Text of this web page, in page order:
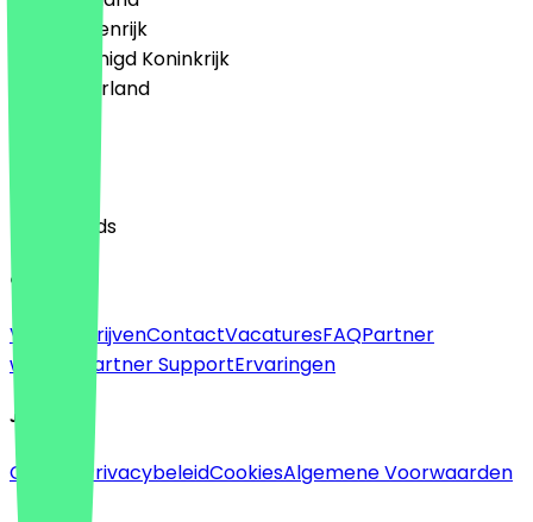
🇦🇹 Oostenrijk
🇬🇧 Verenigd Koninkrijk
🇳🇱 Nederland
English
Nederlands
Over
Voor bedrijvenContactVacaturesFAQPartner
worden
Partner SupportErvaringen
Juridisch
Colofon PrivacybeleidCookiesAlgemene Voorwaarden